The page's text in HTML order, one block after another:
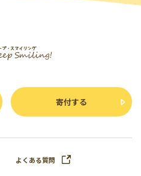
寄付する
よくある質問